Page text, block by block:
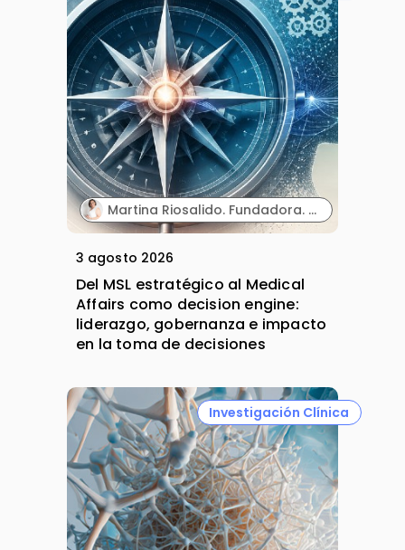
Martina Riosalido. Fundadora. MSL Expert & Mentoring | Método MARIPOSA.
3 agosto 2026
Del MSL estratégico al Medical
Affairs como decision engine:
liderazgo, gobernanza e impacto
en la toma de decisiones
Investigación Clínica